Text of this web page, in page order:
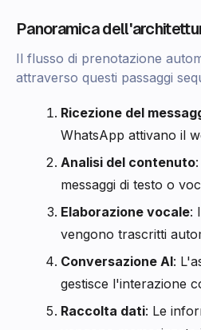
Panoramica
Il flusso di prenotazione
attraverso questi passaggi
Ricezione del
WhatsApp attivano il
Analisi del contenuto
messaggi di testo o
Elaborazione vocale:
vengono trascritti
Conversazione AI:
gestisce l'interazione
Raccolta dati: Le